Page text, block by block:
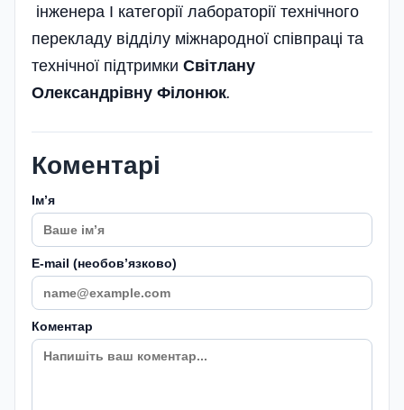
інженера І категорії лабораторії технічного
перекладу відділу міжнародної співпраці та
технічної під­тримки Світлану
Олександрівну Фі­лонюк.
Коментарі
Імʼя
E-mail (необовʼязково)
Коментар